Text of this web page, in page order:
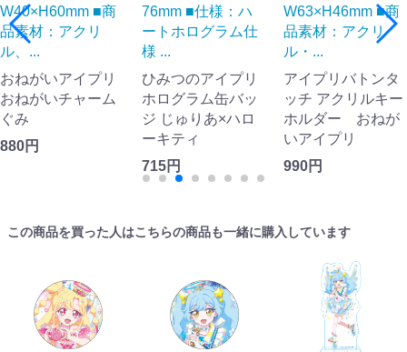
W40×H60mm ■商
品素材：アクリ
ル、...
おねがいアイプリ
おねがいチャーム
ぐみ
880円
76mm ■仕様：ハ
ートホログラム仕
様 ...
ひみつのアイプリ
ホログラム缶バッ
ジ じゅりあ×ハロ
ーキティ
715円
W63×H46mm ■商
品素材：アクリ
ル・...
アイプリバトンタ
ッチ アクリルキー
ホルダー おねが
いアイプリ
990円
この商品を買った人はこちらの商品も一緒に購入しています